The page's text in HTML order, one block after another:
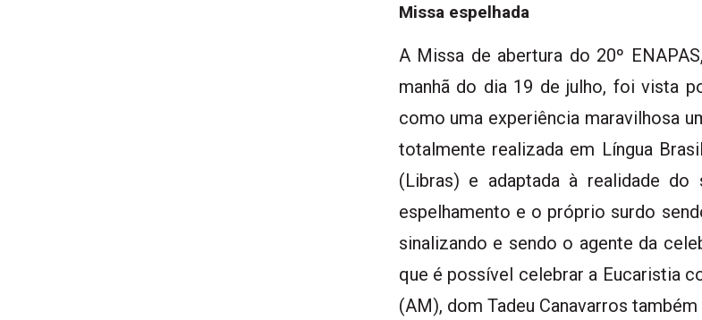
Missa espelhada
A Missa de abertura do 20º
manhã do dia 19 de julho, foi vista
como uma experiência maravilhosa
totalmente realizada em Língua
(Libras) e adaptada à realidade do
espelhamento e o próprio surdo
sinalizando e sendo o agente da
que é possível celebrar a Eucaristia
(AM), dom Tadeu Canavarros